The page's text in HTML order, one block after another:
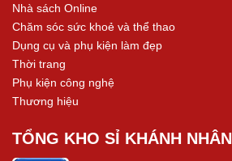
Nhà sách Online
Chăm sóc sức khoẻ và thể thao
Dụng cụ và phụ kiện làm đẹp
Thời trang
Phụ kiện công nghệ
Thương hiệu
TỔNG KHO SỈ KHÁNH NHÂN